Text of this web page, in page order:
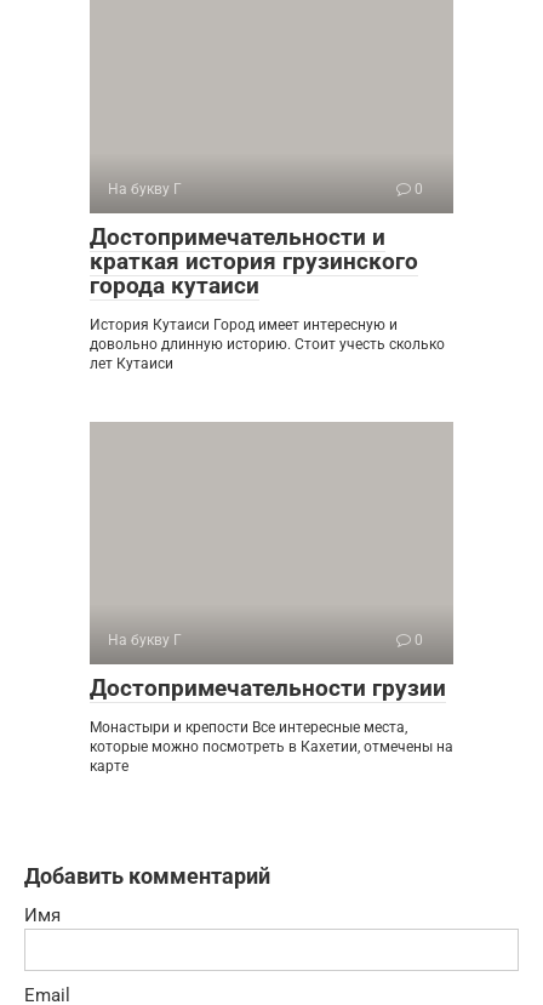
На букву Г 0
Достопримечательности и
краткая история грузинского
города кутаиси
История Кутаиси Город имеет интересную и
довольно длинную историю. Стоит учесть сколько
лет Кутаиси
На букву Г 0
Достопримечательности грузии
Монастыри и крепости Все интересные места,
которые можно посмотреть в Кахетии, отмечены на
карте
Добавить комментарий
Имя
Email